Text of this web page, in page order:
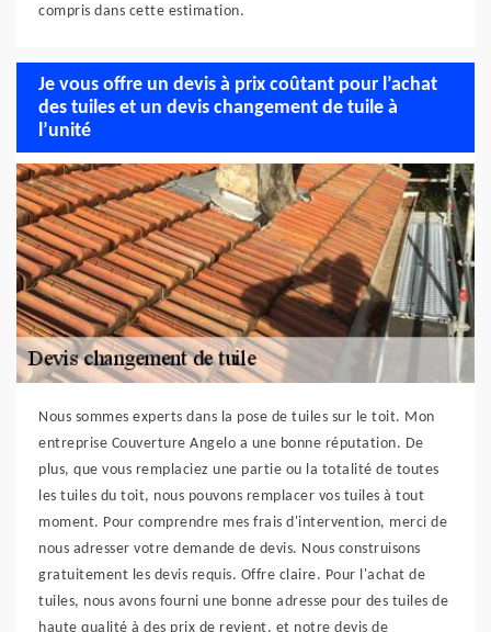
compris dans cette estimation.
Je vous offre un devis à prix coûtant pour l’achat
des tuiles et un devis changement de tuile à
l’unité
Nous sommes experts dans la pose de tuiles sur le toit. Mon
entreprise Couverture Angelo a une bonne réputation. De
plus, que vous remplaciez une partie ou la totalité de toutes
les tuiles du toit, nous pouvons remplacer vos tuiles à tout
moment. Pour comprendre mes frais d'intervention, merci de
nous adresser votre demande de devis. Nous construisons
gratuitement les devis requis. Offre claire. Pour l'achat de
tuiles, nous avons fourni une bonne adresse pour des tuiles de
haute qualité à des prix de revient, et notre devis de